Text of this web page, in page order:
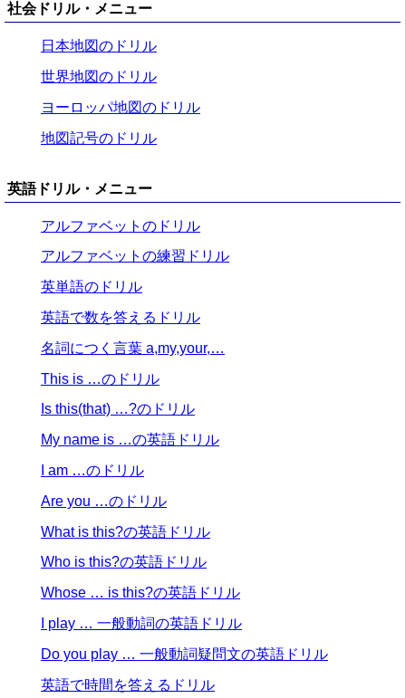
社会ドリル・メニュー
日本地図のドリル
世界地図のドリル
ヨーロッパ地図のドリル
地図記号のドリル
英語ドリル・メニュー
アルファベットのドリル
アルファベットの練習ドリル
英単語のドリル
英語で数を答えるドリル
名詞につく言葉 a,my,your,…
This is …のドリル
Is this(that) …?のドリル
My name is …の英語ドリル
I am …のドリル
Are you …のドリル
What is this?の英語ドリル
Who is this?の英語ドリル
Whose … is this?の英語ドリル
I play … 一般動詞の英語ドリル
Do you play … 一般動詞疑問文の英語ドリル
英語で時間を答えるドリル